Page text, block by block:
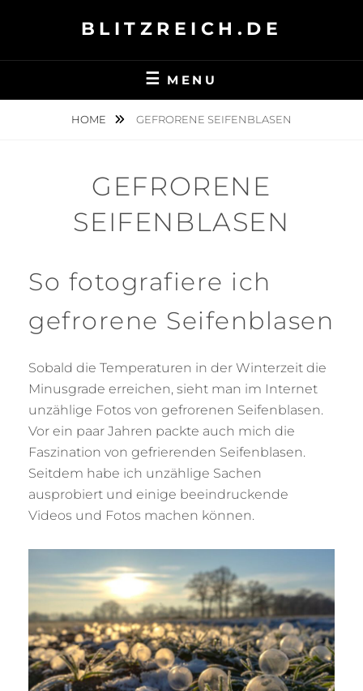
BLITZREICH.DE
MENU
HOME GEFRORENE SEIFENBLASEN
GEFRORENE
SEIFENBLASEN
So fotografiere ich
gefrorene Seifenblasen
Sobald die Temperaturen in der Winterzeit die
Minusgrade erreichen, sieht man im Internet
unzählige Fotos von gefrorenen Seifenblasen.
Vor ein paar Jahren packte auch mich die
Faszination von gefrierenden Seifenblasen.
Seitdem habe ich unzählige Sachen
ausprobiert und einige beeindruckende
Videos und Fotos machen können.